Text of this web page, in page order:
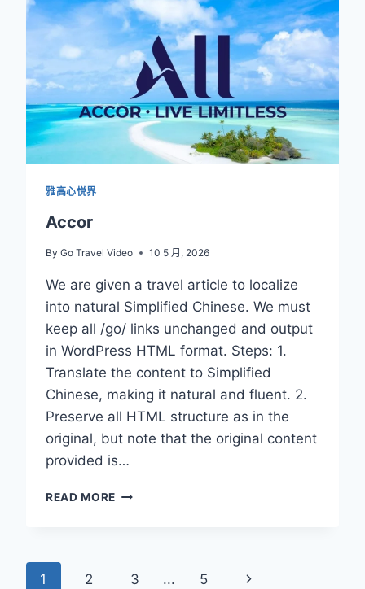
積
分
攻
略：
價
120
巧
悅
/
EXPLORER
會
員
用）
雅高心悦界
Accor
By Go Travel Video 10 5 月, 2026
We are given a travel article to localize
into natural Simplified Chinese. We must
keep all /go/ links unchanged and output
in WordPress HTML format. Steps: 1.
Translate the content to Simplified
Chinese, making it natural and fluent. 2.
Preserve all HTML structure as in the
original, but note that the original content
provided is…
READ MORE ACCOR
Page
1 2 3 ... 5
Next